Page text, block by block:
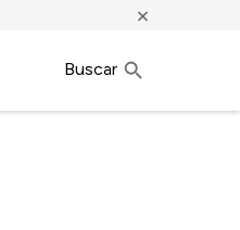
×
Buscar